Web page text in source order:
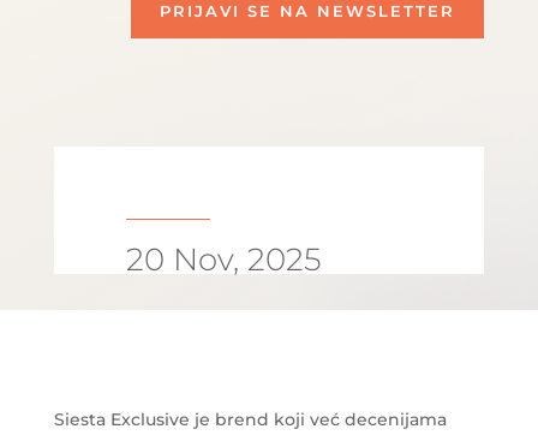
PRIJAVI SE NA NEWSLETTER
20 Nov, 2025
Siesta Exclusive je brend koji već decenijama